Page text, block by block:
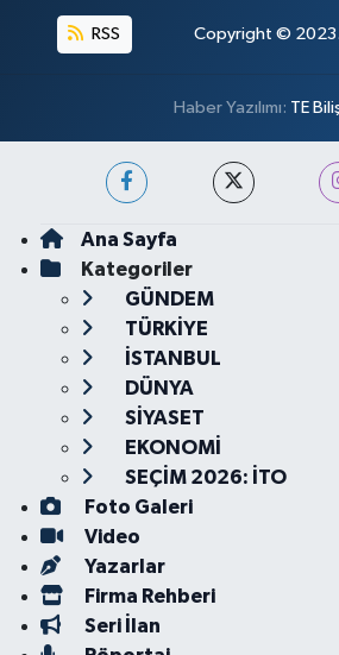
RSS Copyright © 2023.
Haber Yazılımı: TE
Ana Sayfa
Kategoriler
GÜNDEM
TÜRKİYE
İSTANBUL
DÜNYA
SİYASET
EKONOMİ
SEÇİM 2026: İTO
Foto Galeri
Video
Yazarlar
Firma Rehberi
Seri İlan